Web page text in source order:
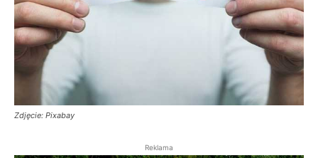
Zdjęcie: Pixabay
Reklama